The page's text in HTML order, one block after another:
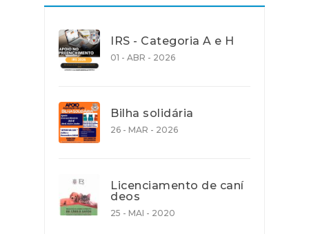
IRS - Categoria A e H
01 - ABR - 2026
Bilha solidária
26 - MAR - 2026
Licenciamento de caní
deos
25 - MAI - 2020